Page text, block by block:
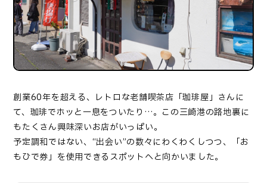
創業60年を超える、レトロな老舗喫茶店「珈琲屋」さんに
て、珈琲でホッと一息をついたり …。この三崎港の路地裏に
もたくさん興味深いお店がいっぱい。
予定調和ではない、 “出会い”の数々にわくわくしつつ、「お
もひで券」を使用できるスポットへと向かいました。